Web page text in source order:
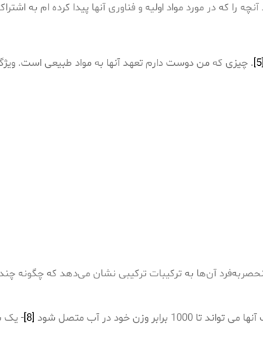
[5]
. چیزی که من دوست دارم تعهد آنها به مواد طبیعی است.
آن‌ها به ترکیبات ترکیبی نشان می‌دهد که چگونه
خود در آب متصل شود
[8] - یک